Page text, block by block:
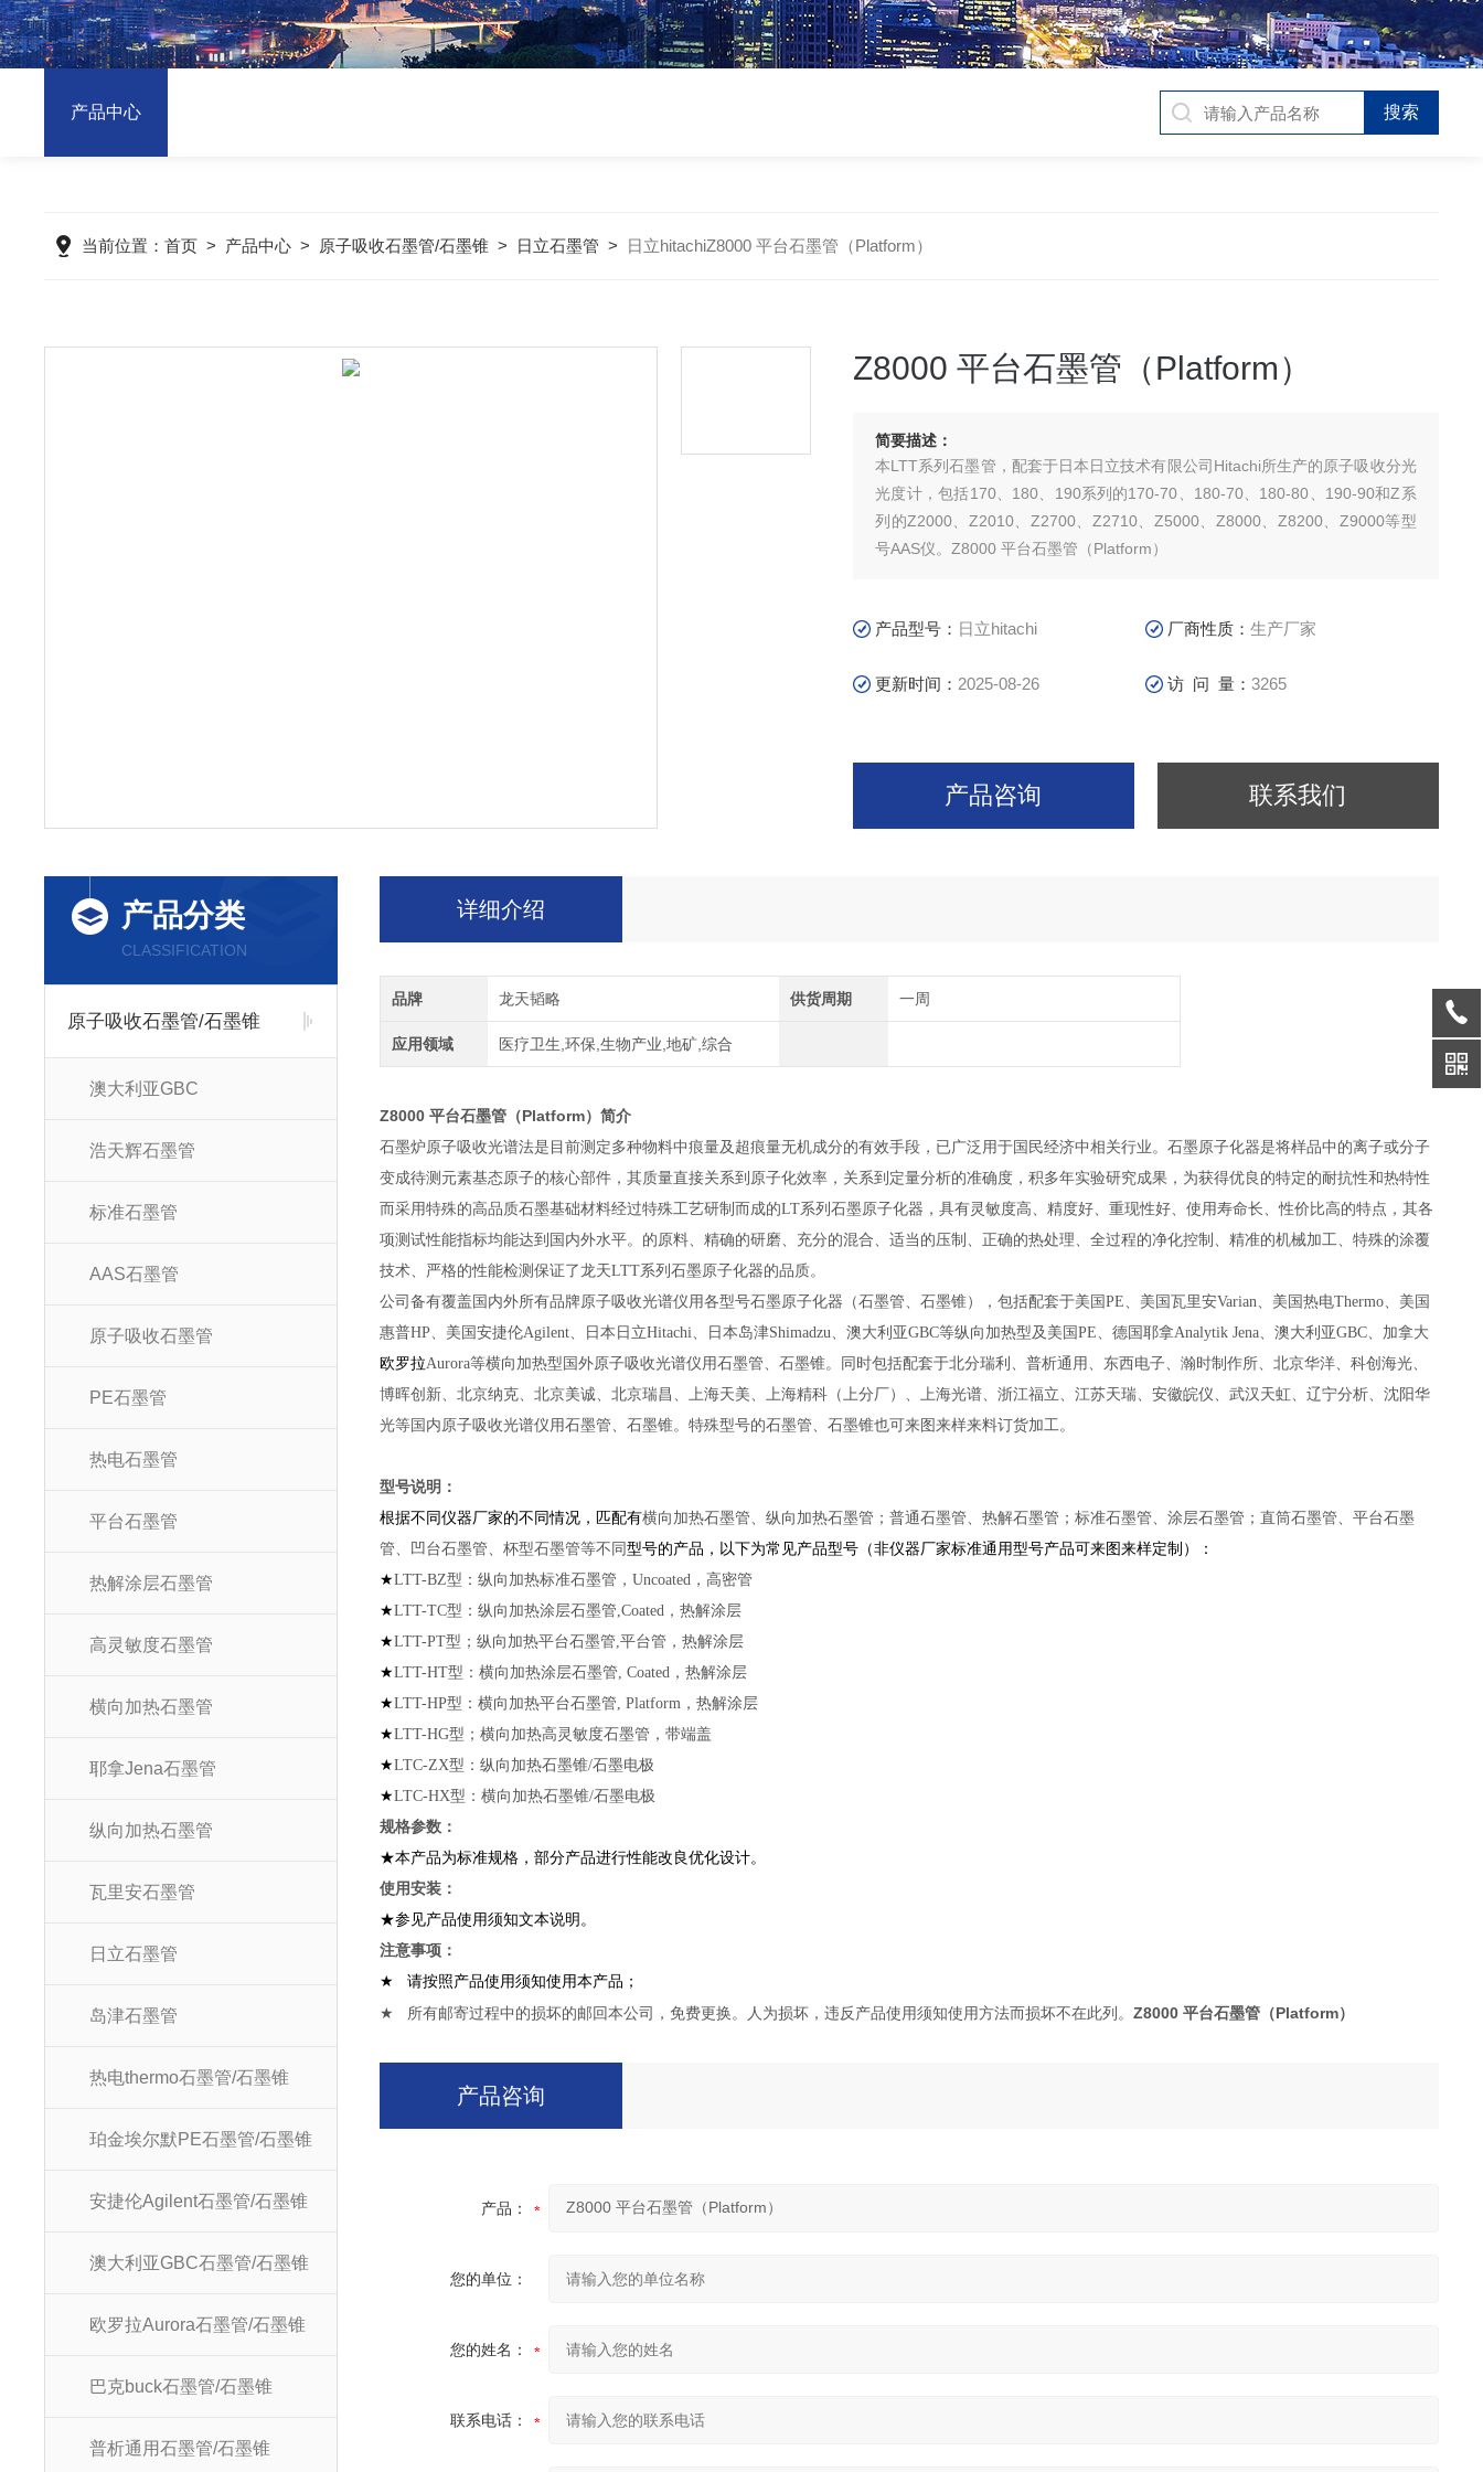
产品中心
当前位置：首页 > 产品中心 > 原子吸收石墨管/石墨锥 > 日立石墨管 > 日立hitachiZ8000 平台石墨管（Platform）
Z8000 平台石墨管（Platform）
简要描述：
本LTT系列石墨管，配套于日本日立技术有限公司Hitachi所生产的原子吸收分光
光度计，包括170、180、190系列的170-70、180-70、180-80、190-90和Z系
列的Z2000、Z2010、Z2700、Z2710、Z5000、Z8000、Z8200、Z9000等型
号AAS仪。Z8000 平台石墨管（Platform）
产品型号： 日立hitachi 厂商性质：生产厂家
更新时间： 2025-08-26 访 问 量：3265
产品咨询 联系我们
产品分类
CLASSIFICATION
原子吸收石墨管/石墨锥
澳大利亚GBC
浩天辉石墨管
标准石墨管
AAS石墨管
原子吸收石墨管
PE石墨管
热电石墨管
平台石墨管
热解涂层石墨管
高灵敏度石墨管
横向加热石墨管
耶拿Jena石墨管
纵向加热石墨管
瓦里安石墨管
日立石墨管
岛津石墨管
热电thermo石墨管/石墨锥
珀金埃尔默PE石墨管/石墨锥
安捷伦Agilent石墨管/石墨锥
澳大利亚GBC石墨管/石墨锥
欧罗拉Aurora石墨管/石墨锥
巴克buck石墨管/石墨锥
普析通用石墨管/石墨锥
详细介绍
品牌 龙天韬略 供货周期 一周
应用领域 医疗卫生,环保,生物产业,地矿,综合
Z8000 平台石墨管（Platform） 简介
石墨炉原子吸收光谱法是目前测定多种物料中痕量及超痕量无机成分的有效手段，已广泛用于国民经济中相关行业。石墨原子化器是将样品中的离子或分子
变成待测元素基态原子的核心部件，其质量直接关系到原子化效率，关系到定量分析的准确度，积多年实验研究成果，为获得优良的特定的耐抗性和热特性
而采用特殊的高品质石墨基础材料经过特殊工艺研制而成的LT系列石墨原子化器，具有灵敏度高、精度好、重现性好、使用寿命长、性价比高的特点，其各
项测试性能指标均能达到国内外水平。的原料、精确的研磨、充分的混合、适当的压制、正确的热处理、全过程的净化控制、精准的机械加工、特殊的涂覆
技术、严格的性能检测保证了龙天LTT系列石墨原子化器的品质。
公司备有覆盖国内外所有品牌原子吸收光谱仪用各型号石墨原子化器（石墨管、石墨锥），包括配套于美国PE、美国瓦里安Varian、美国热电Thermo、美国
惠普HP、美国安捷伦Agilent、日本日立Hitachi、日本岛津Shimadzu、澳大利亚GBC等纵向加热型及美国PE、德国耶拿Analytik Jena、澳大利亚GBC、加拿大
欧罗拉Aurora等横向加热型国外原子吸收光谱仪用石墨管、石墨锥。同时包括配套于北分瑞利、普析通用、东西电子、瀚时制作所、北京华洋、科创海光、
博晖创新、北京纳克、北京美诚、北京瑞昌、上海天美、上海精科（上分厂）、上海光谱、浙江福立、江苏天瑞、安徽皖仪、武汉天虹、辽宁分析、沈阳华
光等国内原子吸收光谱仪用石墨管、石墨锥。特殊型号的石墨管、石墨锥也可来图来样来料订货加工。
型号说明：
根据不同仪器厂家的不同情况，匹配有横向加热石墨管、纵向加热石墨管；普通石墨管、热解石墨管；标准石墨管、涂层石墨管；直筒石墨管、平台石墨
管、凹台石墨管、杯型石墨管等不同 型号的产品，以下为常见产品型号（非仪器厂家标准通用型号产品可来图来样定制）：
★LTT-BZ型：纵向加热标准石墨管，Uncoated，高密管
★LTT-TC型：纵向加热涂层石墨管,Coated， 热解涂层
★LTT-PT型；纵向加热平台石墨管,平台管，热解涂层
★LTT-HT型：横向加热涂层石墨管, Coated，热解涂层
★LTT-HP型：横向加热平台石墨管, Platform，热解涂层
★LTT-HG型；横向加热高灵敏度石墨管，带端盖
★LTC-ZX型：纵向加热石墨锥/石墨电极
★LTC-HX型：横向加热石墨锥/石墨电极
规格参数：
★本产品为标准规格，部分产品进行性能改良优化设计。
使用安装：
★参见产品使用须知文本说明。
注意事项：
★
请按照产品使用须知使用本产品；
★
所有邮寄过程中的损坏的邮回本公司，免费更换。人为损坏，违反产品使用须知使用方法而损坏不在此列。 Z8000 平台石墨管（Platform）
产品咨询
产品：
您的单位：
您的姓名：
联系电话：